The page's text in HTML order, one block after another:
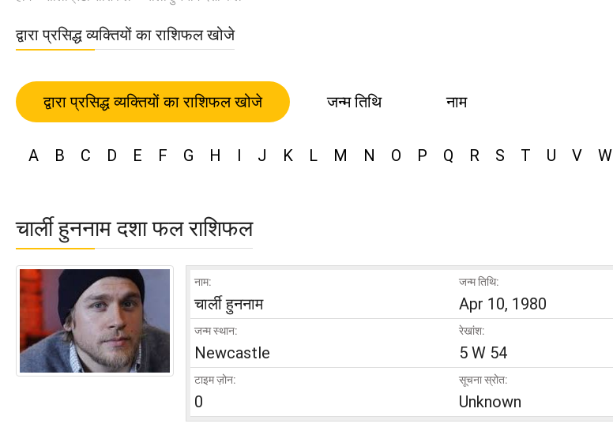
द्वारा प्रसिद्ध व्यक्तियों का राशिफल खोजे
द्वारा प्रसिद्ध व्यक्तियों का राशिफल खोजे जन्म तिथि नाम
A B C D E F G H I J K L M N O P Q R S T U V W
चार्ली हुननाम दशा फल राशिफल
नाम:
चार्ली हुननाम
जन्म तिथि:
Apr 10, 1980
जन्म स्थान:
Newcastle
रेखांश:
5 W 54
टाइम ज़ोन:
0
सूचना स्रोत:
Unknown